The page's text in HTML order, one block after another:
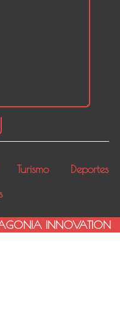
Turismo
Deportes
INNOVATION